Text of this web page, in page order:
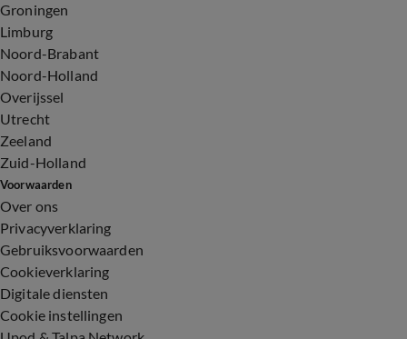
Groningen
Limburg
Noord-Brabant
Noord-Holland
Overijssel
Utrecht
Zeeland
Zuid-Holland
Voorwaarden
Over ons
Privacyverklaring
Gebruiksvoorwaarden
Cookieverklaring
Digitale diensten
Cookie instellingen